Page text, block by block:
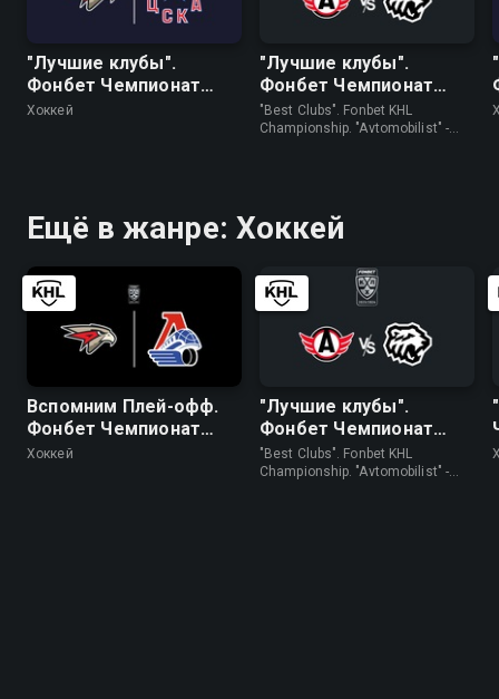
"Лучшие клубы".
Фонбет Чемпионат
КХЛ. "Авангард" - ЦСКА
Хоккей
"Лучшие клубы".
Фонбет Чемпионат
КХЛ. "Автомобилист" -
"Трактор"
"Best Clubs". Fonbet KHL
Championship. "Avtomobilist" -
Ещё в жанре: Хоккей
Вспомним Плей-офф.
Фонбет Чемпионат
КХЛ. Плей-офф. 1/2
Хоккей
"Лучшие клубы".
Фонбет Чемпионат
КХЛ. "Автомобилист" -
"Трактор"
"Best Clubs". Fonbet KHL
Championship. "Avtomobilist" -